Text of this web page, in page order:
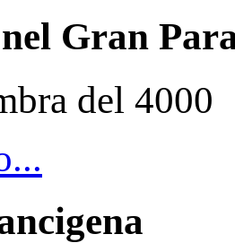
Gran
del 4000